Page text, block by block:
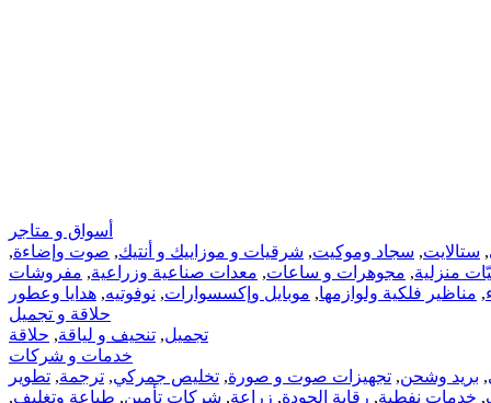
أسواق و متاجر
, ستالايت, سجاد وموكيت, شرقيات و موزاييك و أنتيك, صوت وإضاءة,
منزلية, مجوهرات‏ و ساعات, معدات صناعية وزراعية, مفروشات
, مناظير فلكية ولوازمها, موبايل وإكسسوارات, نوفوتيه, هدايا وعطور
حلاقة و تجميل
تجميل, تنحيف و لياقة, حلاقة
خدمات و شركات
, بريد وشحن, تجهيزات صوت و صورة, تخليص جمركي, ترجمة, تطوير
, خدمات نفطية, رقابة الجودة, زراعة, شركات تأمين, طباعة وتغليف,